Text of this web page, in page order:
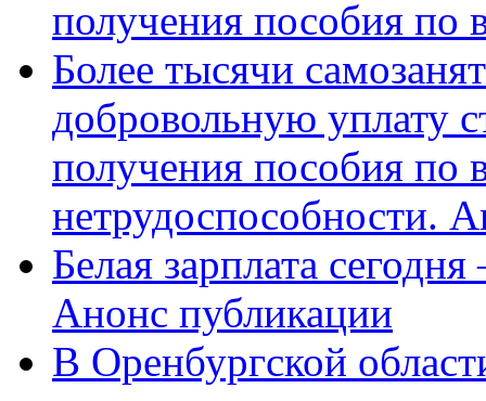
получения пособия по
Более тысячи
добровольную уплату
получения пособия по
нетрудоспособности.
Белая зарплата
Анонс публикации
В Оренбургской